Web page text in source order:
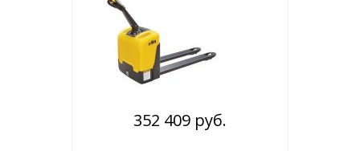
352 409 руб.